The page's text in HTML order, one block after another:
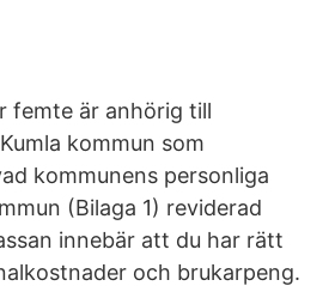
femte är anhörig till
kommun som
kommunens personliga
(Bilaga 1) reviderad
innebär att du har rätt
och brukarpeng.